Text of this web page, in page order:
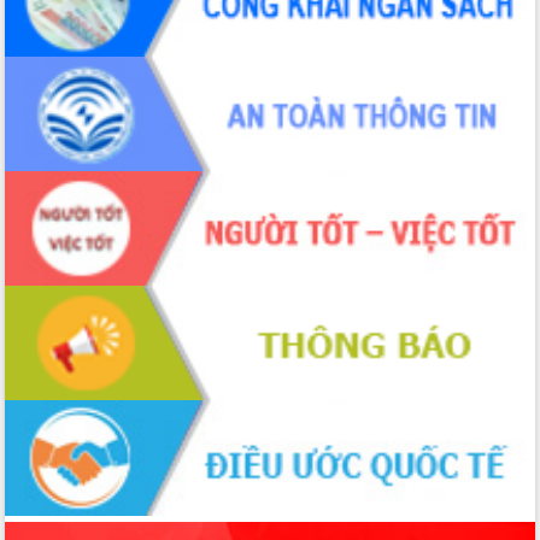
phá cơ chế - Hợp tác công tư
Đề án 06 tạo bước ngoặt đột phá trong
cải cách hành chính tỉnh Đắk Lắk
Kết nối tour, đẩy mạnh chuyển đổi số
để phát triển du lịch Đắk Lắk
Khởi động Dự án Đầu tư xây dựng hạ
tầng kỹ thuật Cụm công nghiệp Tân
Tiến
Gặp mặt các cơ quan báo chí nhân Kỷ
niệm 101 năm Ngày Báo chí Cách
mạng Việt Nam
Đắk Lắk sơ kết 4 năm triển khai thực
hiện Đề án 06 của Chính phủ
Họp báo thông tin về Hội nghị Công bố
Quy hoạch và Xúc tiến đầu tư tỉnh Đắk
Khơi thông điểm nghẽn, đẩy nhanh
giải ngân vốn khắc phục thiên tai
HĐND tỉnh thông qua điều chỉnh Quy
hoạch tỉnh thời kỳ 2021-2030